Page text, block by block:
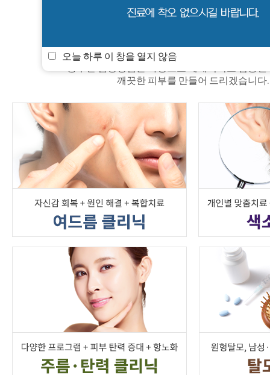
오늘 하루 이 창을 열지 않음
진료안내
깨끗한 피부를 만들어 드리겠습니다.